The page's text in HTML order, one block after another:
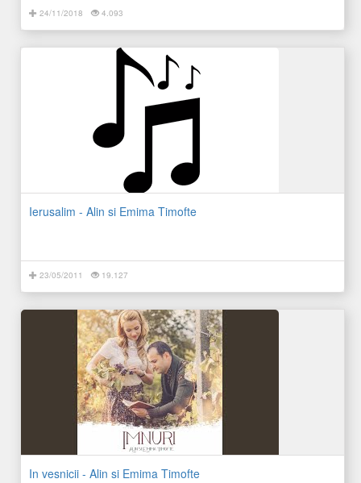
24/11/2018 4.093
Ierusalim - Alin si Emima Timofte
23/05/2011 19.127
In vesnicii - Alin si Emima Timofte